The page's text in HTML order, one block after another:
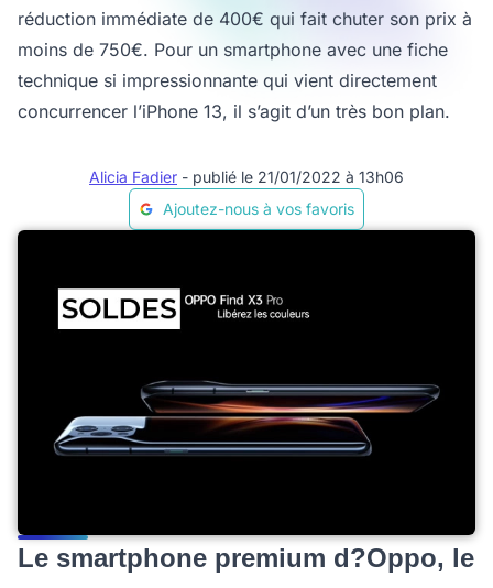
réduction immédiate de 400€ qui fait chuter son prix à
moins de 750€. Pour un smartphone avec une fiche
technique si impressionnante qui vient directement
concurrencer l’iPhone 13, il s’agit d’un très bon plan.
Alicia Fadier - publié le 21/01/2022 à 13h06
Ajoutez-nous à vos favoris
Le smartphone premium d?Oppo, le